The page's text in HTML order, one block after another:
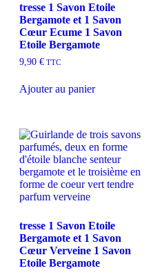
tresse 1 Savon Etoile
Bergamote et 1 Savon
Cœur Ecume 1 Savon
Etoile Bergamote
9,90 € TTC
Ajouter au panier
tresse 1 Savon Etoile
Bergamote et 1 Savon
Cœur Verveine 1 Savon
Etoile Bergamote